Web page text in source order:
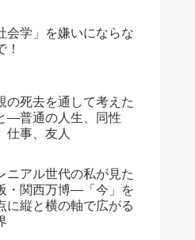
会学」を嫌いにならな
！
の死去を通して考えた
―普通の人生、同性
仕事、友人
ニアル世代の私が見た
・関西万博―「今」を
に縦と横の軸で広がる